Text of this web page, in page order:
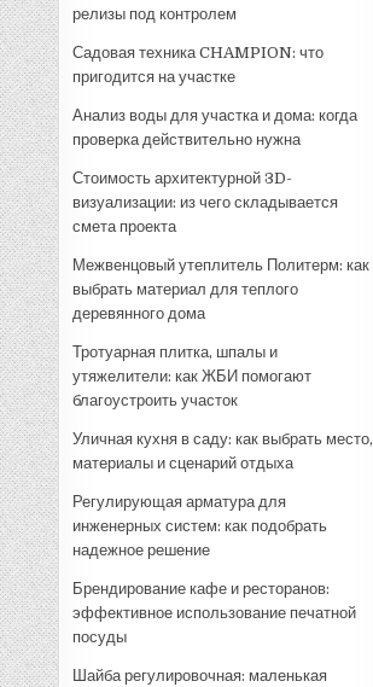
релизы под контролем
Садовая техника CHAMPION: что
пригодится на участке
Анализ воды для участка и дома: когда
проверка действительно нужна
Стоимость архитектурной 3D-
визуализации: из чего складывается
смета проекта
Межвенцовый утеплитель Политерм: как
выбрать материал для теплого
деревянного дома
Тротуарная плитка, шпалы и
утяжелители: как ЖБИ помогают
благоустроить участок
Уличная кухня в саду: как выбрать место,
материалы и сценарий отдыха
Регулирующая арматура для
инженерных систем: как подобрать
надежное решение
Брендирование кафе и ресторанов:
эффективное использование печатной
посуды
Шайба регулировочная: маленькая